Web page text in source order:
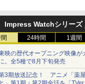
Impress Watchシリーズ
24時間 1週間
映の歴代オープニング映像が
。全5種で8月下旬発売
3期放送記念！ アニメ「薬